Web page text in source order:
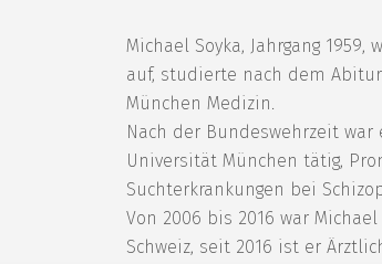
Michael Soyka, Jahrgang
auf, studierte nach dem
München Medizin.
Nach der Bundeswehrzeit
Universität München tätig,
Suchterkrankungen bei
Von 2006 bis 2016 war
Schweiz, seit 2016 ist er